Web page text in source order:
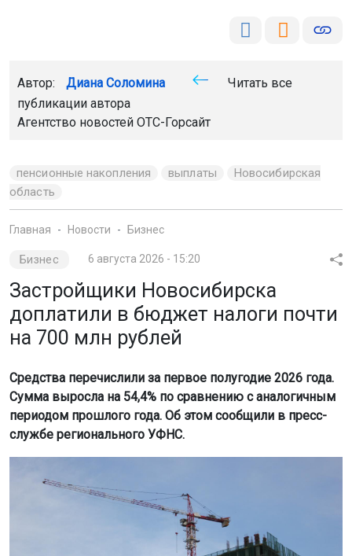
Автор: Диана Соломина
Читать все
публикации автора
Агентство новостей ОТС-Горсайт
пенсионные накопления выплаты
Новосибирская
область
Главная Новости Бизнес
Бизнес 6 августа 2026 - 15:20
Застройщики Новосибирска
доплатили в бюджет налоги почти
на 700 млн рублей
Средства перечислили за первое полугодие 2026 года.
Сумма выросла на 54,4% по сравнению с аналогичным
периодом прошлого года. Об этом сообщили в пресс-
службе регионального УФНС.